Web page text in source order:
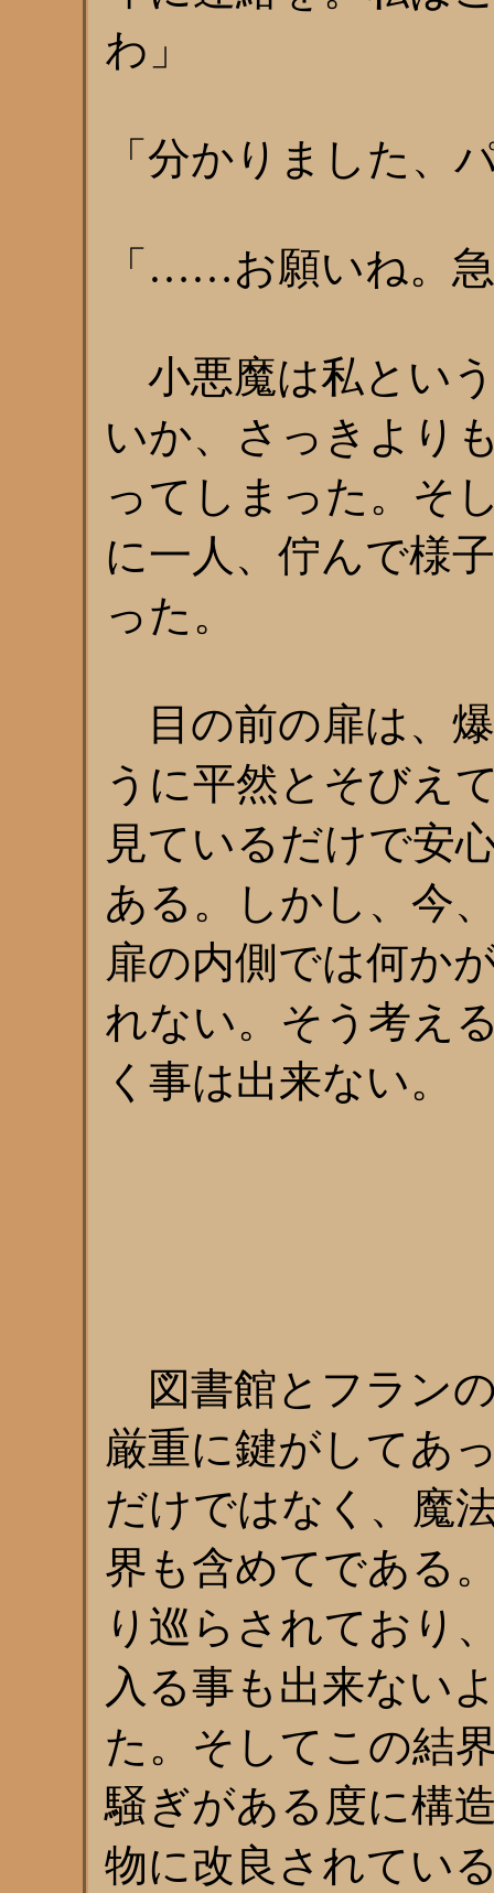
わ」
「分かりました、
「……お願いね。
小悪魔は私とい
いか、さっきより
ってしまった。そ
に一人、佇んで様
った。
目の前の扉は、
うに平然とそびえ
見ているだけで安
ある。しかし、今
扉の内側では何か
れない。そう考え
く事は出来ない。
図書館とフラン
厳重に鍵がしてあ
だけではなく、魔
界も含めてである
り巡らされており
入る事も出来ない
た。そしてこの結
騒ぎがある度に構
物に改良されてい